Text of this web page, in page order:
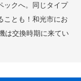
ックへ。同じタイプ
ことも！和光市にお
は交換時期に来てい